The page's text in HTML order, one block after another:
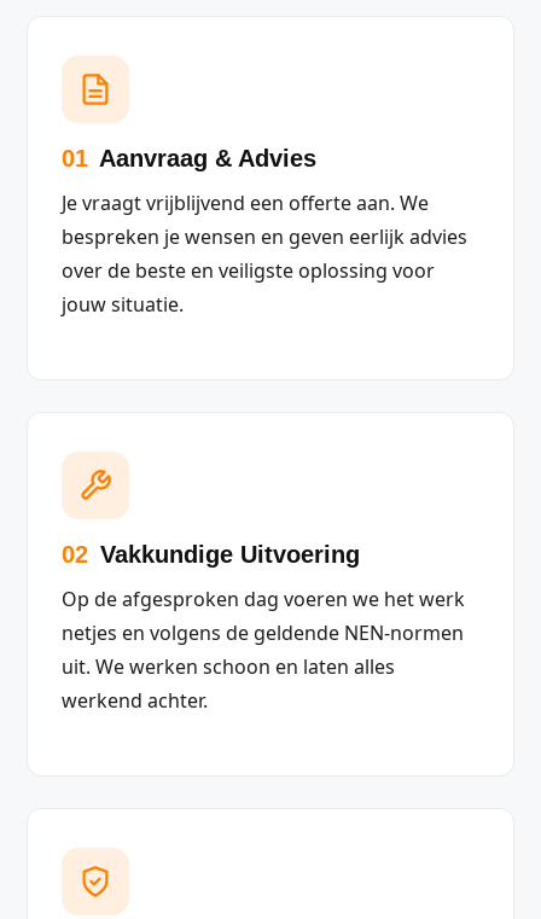
01 Aanvraag & Advies
Je vraagt vrijblijvend een offerte aan. We
bespreken je wensen en geven eerlijk advies
over de beste en veiligste oplossing voor
jouw situatie.
02 Vakkundige Uitvoering
Op de afgesproken dag voeren we het werk
netjes en volgens de geldende NEN-normen
uit. We werken schoon en laten alles
werkend achter.